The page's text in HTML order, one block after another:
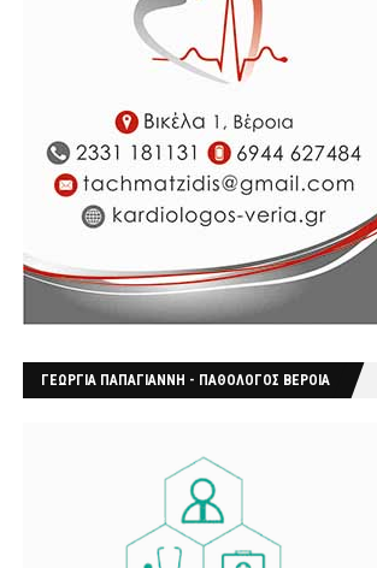
ΓΕΩΡΓΙΑ ΠΑΠΑΓΙΑΝΝΗ - ΠΑΘΟΛΟΓΟΣ ΒΕΡΟΙΑ